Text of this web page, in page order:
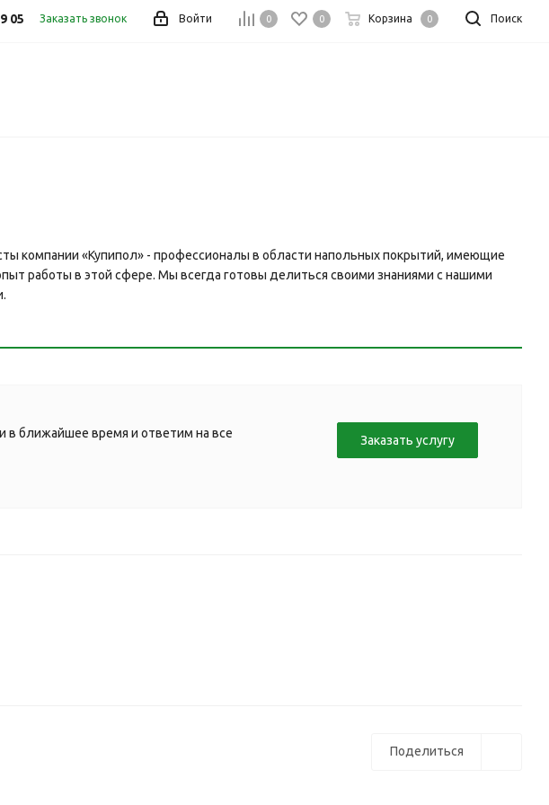
Поиск
0 0 Корзина 0
Войти
05 Заказать звонок
компании «Купипол» - профессионалы в области напольных покрытий, имеющие
работы в этой сфере. Мы всегда готовы делиться своими знаниями с нашими
в ближайшее время и ответим на все
Заказать услугу
Поделиться